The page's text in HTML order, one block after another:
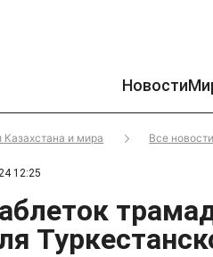
Новости
Казахстана и мира Все
12:25